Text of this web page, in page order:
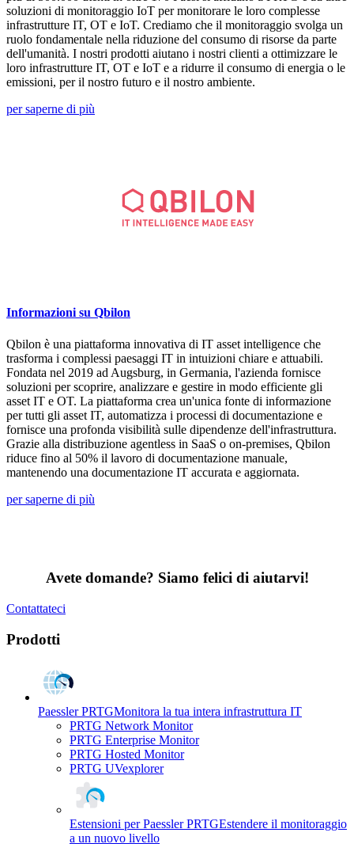
soluzioni di monitoraggio IoT per monitorare le loro complesse
infrastrutture IT, OT e IoT. Crediamo che il monitoraggio svolga un
ruolo fondamentale nella riduzione del consumo di risorse da parte
dell'umanità. I nostri prodotti aiutano i nostri clienti a ottimizzare le
loro infrastrutture IT, OT e IoT e a ridurre il consumo di energia o le
emissioni, per il nostro futuro e il nostro ambiente.
per saperne di più
Informazioni su Qbilon
Qbilon è una piattaforma innovativa di IT asset intelligence che
trasforma i complessi paesaggi IT in intuizioni chiare e attuabili.
Fondata nel 2019 ad Augsburg, in Germania, l'azienda fornisce
soluzioni per scoprire, analizzare e gestire in modo efficiente gli
asset IT e OT. La piattaforma crea un'unica fonte di informazione
per tutti gli asset IT, automatizza i processi di documentazione e
fornisce una profonda visibilità sulle dipendenze dell'infrastruttura.
Grazie alla distribuzione agentless in SaaS o on-premises, Qbilon
riduce fino al 50% il lavoro di documentazione manuale,
mantenendo una documentazione IT accurata e aggiornata.
per saperne di più
Avete domande? Siamo felici di aiutarvi!
Contattateci
Prodotti
Paessler PRTGMonitora la tua intera infrastruttura IT
PRTG Network Monitor
PRTG Enterprise Monitor
PRTG Hosted Monitor
PRTG UVexplorer
Estensioni per Paessler PRTGEstendere il monitoraggio
a un nuovo livello